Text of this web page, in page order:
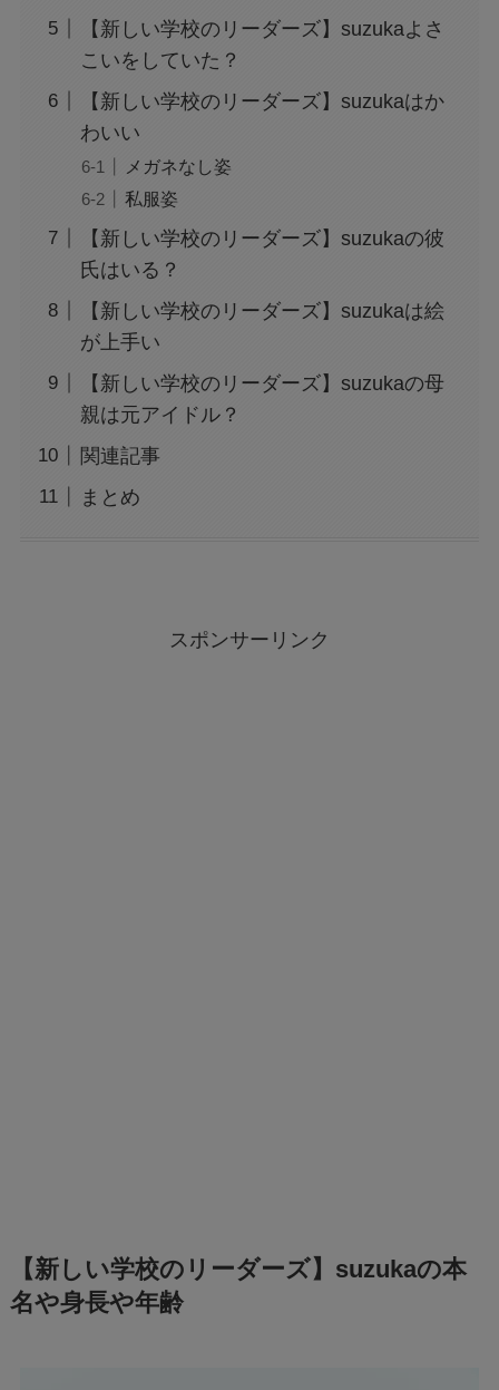
【新しい学校のリーダーズ】suzukaよさ
こいをしていた？
【新しい学校のリーダーズ】suzukaはか
わいい
メガネなし姿
私服姿
【新しい学校のリーダーズ】suzukaの彼
氏はいる？
【新しい学校のリーダーズ】suzukaは絵
が上手い
【新しい学校のリーダーズ】suzukaの母
親は元アイドル？
関連記事
まとめ
スポンサーリンク
【新しい学校のリーダーズ】suzukaの本
名や身長や年齢